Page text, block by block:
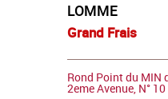
LOMME
Grand Frais
Rond Point du MIN
2eme Avenue, N°